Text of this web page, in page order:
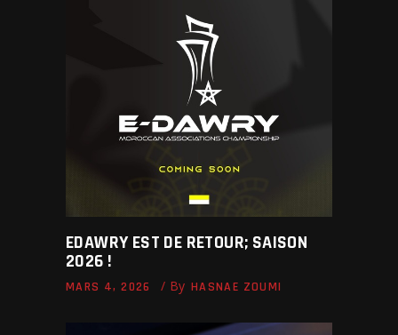
EDAWRY EST DE RETOUR; SAISON
2026 !
MARS 4, 2026 By HASNAE ZOUMI